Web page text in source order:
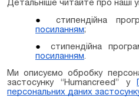
Детальніше читайте про наші у
стипендійна
посиланням;
стипендійна
посиланням.
Ми описуємо обробку
застосунку “Humancreed” у
персональних даних